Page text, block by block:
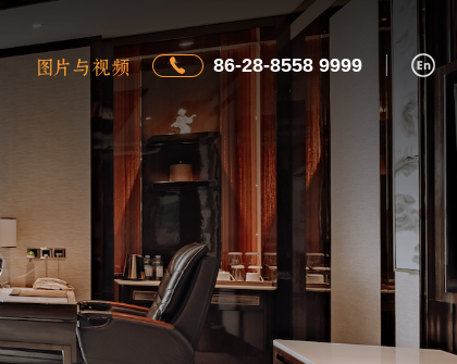
图片与视频 86-28-8558 9999